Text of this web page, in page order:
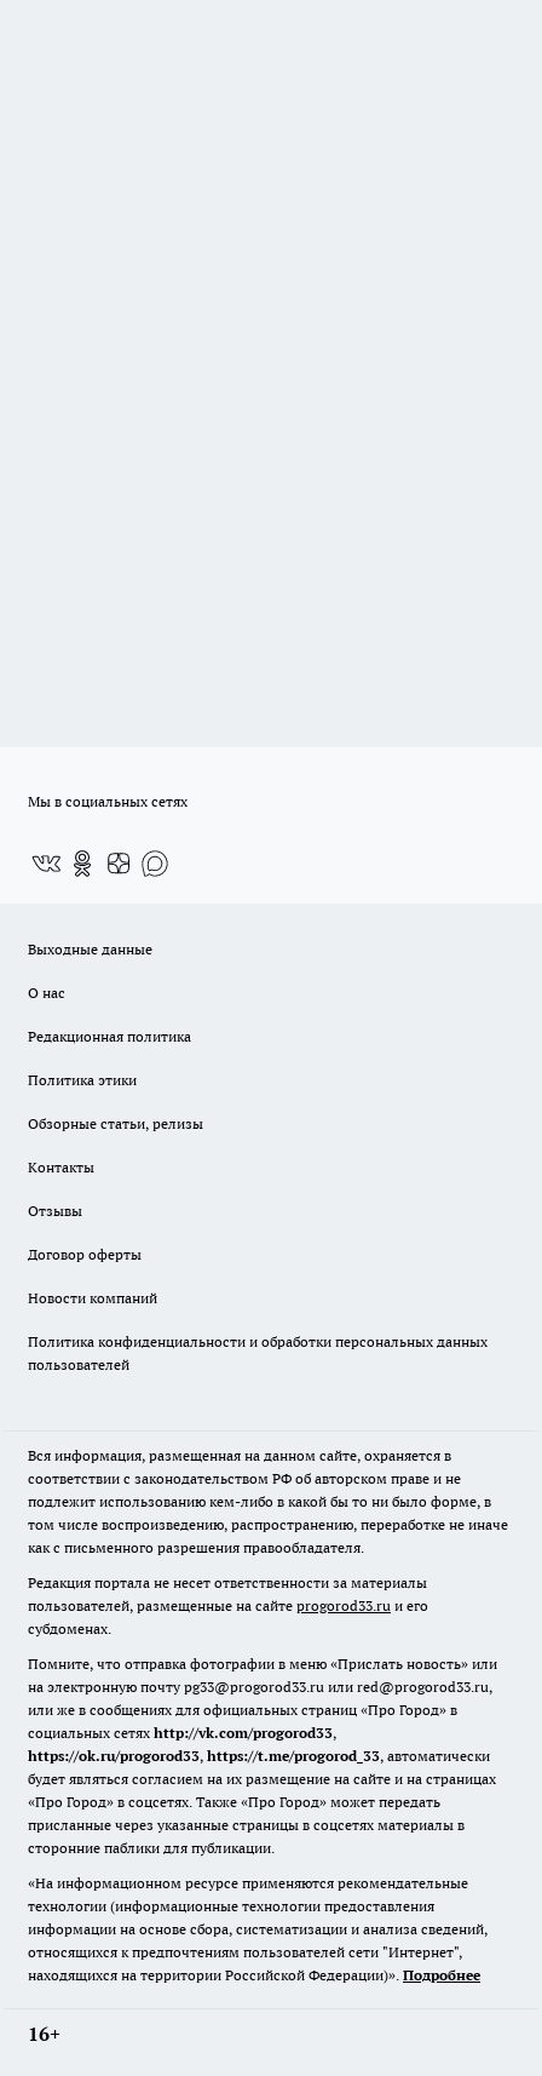
Мы в социальных сетях
Выходные данные
О нас
Редакционная политика
Политика этики
Обзорные статьи, релизы
Контакты
Отзывы
Договор оферты
Новости компаний
Политика конфиденциальности и обработки персональных данных
пользователей
Вся информация, размещенная на данном сайте, охраняется в
соответствии с законодательством РФ об авторском праве и не
подлежит использованию кем-либо в какой бы то ни было форме, в
том числе воспроизведению, распространению, переработке не иначе
как с письменного разрешения правообладателя.
Редакция портала не несет ответственности за материалы
пользователей, размещенные на сайте progorod33.ru и его
субдоменах.
Помните, что отправка фотографии в меню «Прислать новость» или
на электронную почту pg33@progorod33.ru или red@progorod33.ru,
или же в сообщениях для официальных страниц «Про Город» в
социальных сетях http://vk.com/progorod33,
https://ok.ru/progorod33, https://t.me/progorod_33, автоматически
будет являться согласием на их размещение на сайте и на страницах
«Про Город» в соцсетях. Также «Про Город» может передать
присланные через указанные страницы в соцсетях материалы в
сторонние паблики для публикации.
«На информационном ресурсе применяются рекомендательные
технологии (информационные технологии предоставления
информации на основе сбора, систематизации и анализа сведений,
относящихся к предпочтениям пользователей сети "Интернет",
находящихся на территории Российской Федерации)». Подробнее
16+